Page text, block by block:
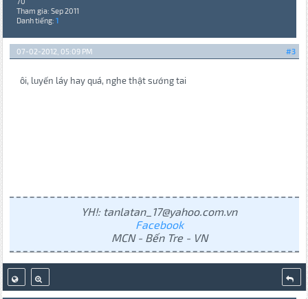
Tham gia: Sep 2011
Danh tiếng: 1
#3
07-02-2012, 05:09 PM
ôi, luyến láy hay quá, nghe thật sướng tai
YH!: tanlatan_17@yahoo.com.vn
Facebook
MCN - Bến Tre - VN